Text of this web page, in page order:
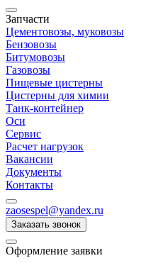
Запчасти
Цементовозы, муковозы
Бензовозы
Битумовозы
Газовозы
Пищевые цистерны
Цистерны для химии
Танк-контейнер
Оси
Сервис
Расчет нагрузок
Вакансии
Документы
Контакты
zaosespel@yandex.ru
Заказать звонок
Оформление заявки